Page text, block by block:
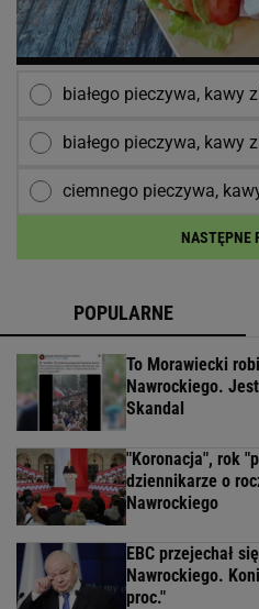
białego pieczywa, kawy
białego pieczywa, kawy
ciemnego pieczywa,
NASTĘPNE
POPULARNE
To Morawiecki
Nawrockiego.
Skandal
"Koronacja", rok
dziennikarze o
Nawrockiego
EBC przejechał
Nawrockiego.
proc."